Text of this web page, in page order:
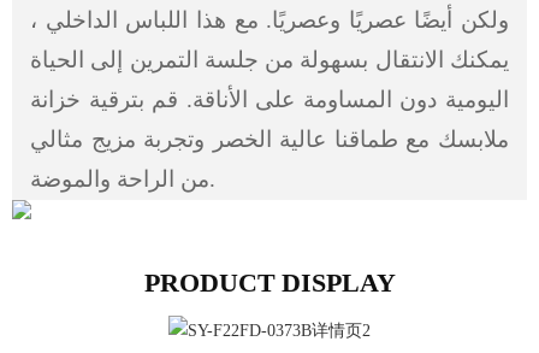
ولكن أيضًا عصريًا وعصريًا. مع هذا اللباس الداخلي ،
يمكنك الانتقال بسهولة من جلسة التمرين إلى الحياة
اليومية دون المساومة على الأناقة. قم بترقية خزانة
ملابسك مع طماقنا عالية الخصر وتجربة مزيج مثالي
من الراحة والموضة.
PRODUCT DISPLAY